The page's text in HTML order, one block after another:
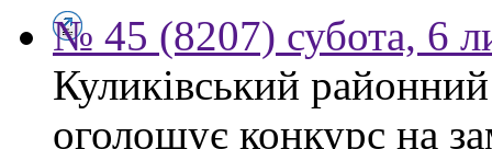
№ 45 (8207) субота, 6
Куликівський районний
оголошує конкурс на